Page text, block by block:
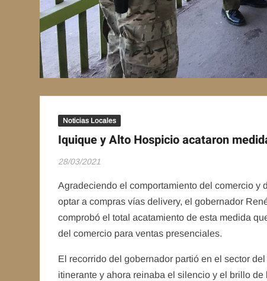
Noticias Locales
Iquique y Alto Hospicio acataron
28/03/2021
Agradeciendo el comportamiento del comercio y
optar a compras vías delivery, el gobernador
comprobó el total acatamiento de esta medida
del comercio para ventas presenciales.
El recorrido del gobernador partió en el sector
itinerante y ahora reinaba el silencio y el brillo